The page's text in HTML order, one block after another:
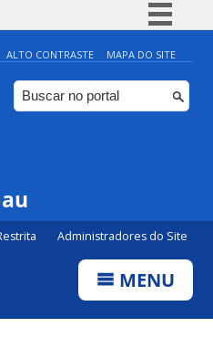
Simplifique!
Comunica BR
Participe
ALTO CONTRASTE MAPA DO SITE
Administradores do Site
MENU